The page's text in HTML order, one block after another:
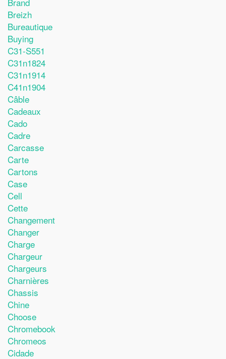
Breizh
Bureautique
Buying
C31-S551
C31n1824
C31n1914
C41n1904
Câble
Cadeaux
Cado
Cadre
Carcasse
Carte
Cartons
Case
Cell
Cette
Changement
Changer
Charge
Chargeur
Chargeurs
Charnières
Chassis
Chine
Choose
Chromebook
Chromeos
Cidade